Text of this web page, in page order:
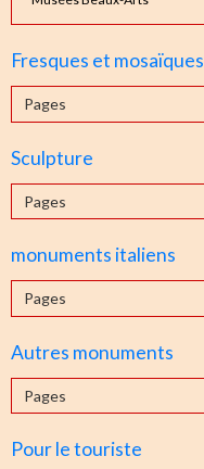
Fresques et mosaïques
Sculpture
monuments italiens
Autres monuments
Pour le touriste